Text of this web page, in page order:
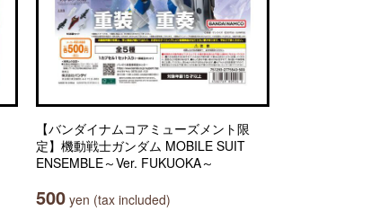
【バンダイナムコアミューズメント限
定】機動戦士ガンダム MOBILE SUIT
ENSEMBLE～Ver. FUKUOKA～
500 yen (tax included)